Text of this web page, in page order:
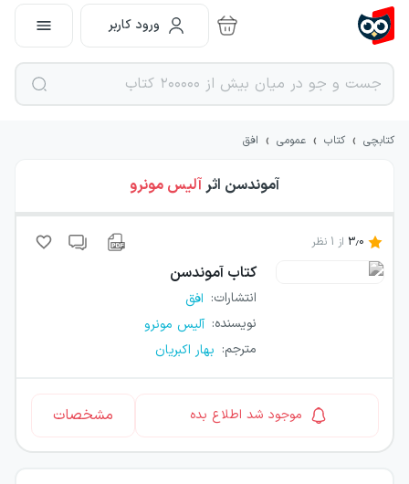
ورود کاربر
کتابچی › کتاب › عمومی › افق
آموندسن اثرآلیس مونرو
3.0 از 1 نظر
کتاب آموندسن
انتشارات: افق
نویسنده: آلیس مونرو
مترجم: بهار اکبریان
موجود شد اطلاع بده مشخصات